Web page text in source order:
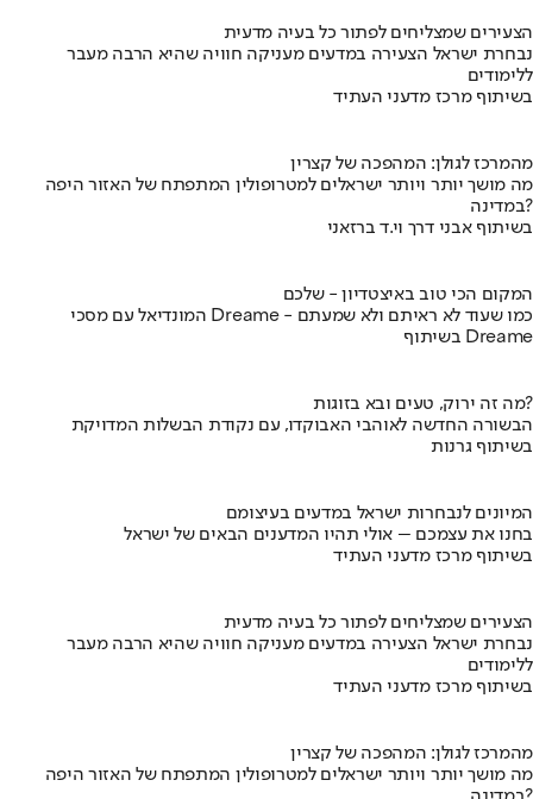
הצעירים שמצליחים לפתור כל בעיה מדעית
נבחרת ישראל הצעירה במדעים מעניקה חוויה שהיא הרבה מעבר
ללימודים
בשיתוף מרכז מדעני העתיד
מהמרכז לגולן: המהפכה של קצרין
מה מושך יותר ויותר ישראלים למטרופולין המתפתח של האזור היפה
במדינה?
בשיתוף אבני דרך וי.ד ברזאני
המקום הכי טוב באיצטדיון - שלכם
המונדיאל עם מסכי Dreame - כמו שעוד לא ראיתם ולא שמעתם
בשיתוף Dreame
מה זה ירוק, טעים ובא בזוגות?
הבשורה החדשה לאוהבי האבוקדו, עם נקודת הבשלות המדויקת
בשיתוף גרנות
המיונים לנבחרות ישראל במדעים בעיצומם
בחנו את עצמכם – אולי תהיו המדענים הבאים של ישראל
בשיתוף מרכז מדעני העתיד
הצעירים שמצליחים לפתור כל בעיה מדעית
נבחרת ישראל הצעירה במדעים מעניקה חוויה שהיא הרבה מעבר
ללימודים
בשיתוף מרכז מדעני העתיד
מהמרכז לגולן: המהפכה של קצרין
מה מושך יותר ויותר ישראלים למטרופולין המתפתח של האזור היפה